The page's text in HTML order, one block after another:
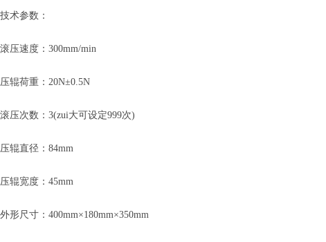
参数：
速度：300mm/min
荷重：20N±0.5N
次数：3(zui大可设定999次)
直径：84mm
宽度：45mm
尺寸：400mm×180mm×350mm